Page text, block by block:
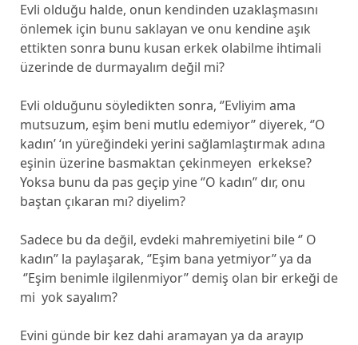
Evli olduğu halde, onun kendinden uzaklaşmasını
önlemek için bunu saklayan ve onu kendine aşık
ettikten sonra bunu kusan erkek olabilme ihtimali
üzerinde de durmayalım değil mi?
Evli olduğunu söyledikten sonra, ‘’Evliyim ama
mutsuzum, eşim beni mutlu edemiyor’’ diyerek, ‘’O
kadın’ ‘ın yüreğindeki yerini sağlamlaştırmak adına
eşinin üzerine basmaktan çekinmeyen erkekse?
Yoksa bunu da pas geçip yine ‘’O kadın” dır, onu
baştan çıkaran mı? diyelim?
Sadece bu da değil, evdeki mahremiyetini bile ‘’ O
kadın” la paylaşarak, ‘’Eşim bana yetmiyor’’ ya da
‘’Eşim benimle ilgilenmiyor’’ demiş olan bir erkeği de
mi yok sayalım?
Evini günde bir kez dahi aramayan ya da arayıp